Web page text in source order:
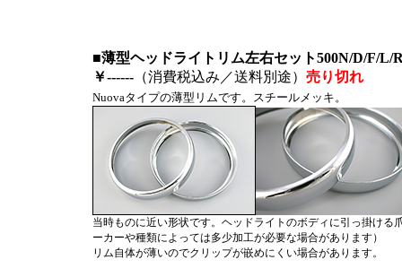
■薄型ヘッドライトリム左右セット500N/D/F/L/
￥------（消費税込み／送料別途） 売り切れ
Nuovaタイプの薄型リムです。スチールメッキ。
当時ものに近い形状です。ヘッドライトのボディに引っ掛け
ーカーや種類によっては多少加工が必要な場合があります）
リム自体が薄いのでクリップが嵌めにくい場合があります。